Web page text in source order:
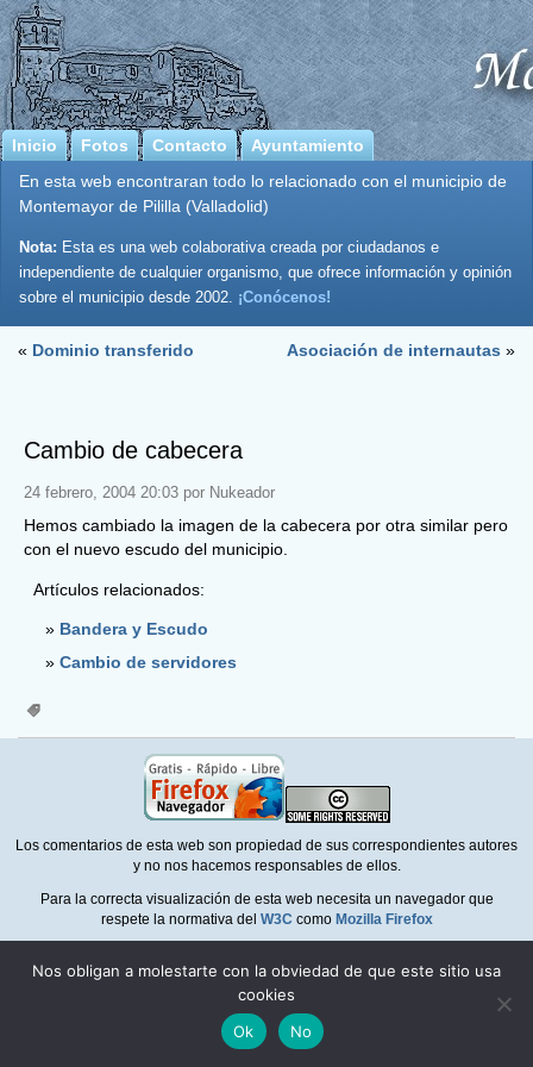
Inicio Fotos Contacto
Ayuntamiento
En esta web encontraran todo lo relacionado con el municipio de
Montemayor de Pililla (Valladolid)
Nota: Esta es una web colaborativa creada por ciudadanos e
independiente de cualquier organismo, que ofrece información y opinión
sobre el municipio desde 2002. ¡Conócenos!
« Dominio transferido Asociación de internautas »
Cambio de cabecera
24 febrero, 2004 20:03 por Nukeador
Hemos cambiado la imagen de la cabecera por otra similar pero
con el nuevo escudo del municipio.
Artículos relacionados:
Bandera y Escudo
Cambio de servidores
Los comentarios de esta web son propiedad de sus correspondientes autores
y no nos hacemos responsables de ellos.
Para la correcta visualización de esta web necesita un navegador que
respete la normativa del W3C como Mozilla Firefox
Nos obligan a molestarte con la obviedad de que este sitio usa
cookies
Ok
No